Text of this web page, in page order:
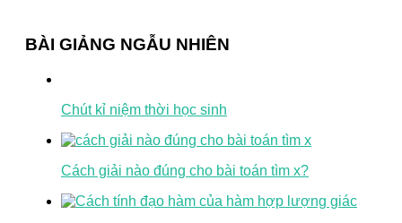
BÀI GIẢNG NGẪU NHIÊN
Chút kỉ niệm thời học sinh
Cách giải nào đúng cho bài toán tìm x?